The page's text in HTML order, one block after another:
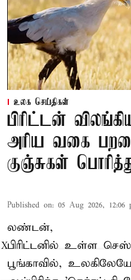
உலக செய்திகள்
பிரிட்டன்
அரிய வகை
குஞ்சுகள்
Published on: 05 Aug 2026, 12:06
லண்டன்,
பிரிட்டனில் உள்ள
பூங்காவில்,
X